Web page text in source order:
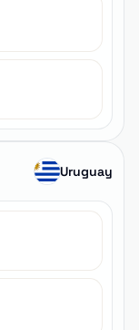
Uruguay